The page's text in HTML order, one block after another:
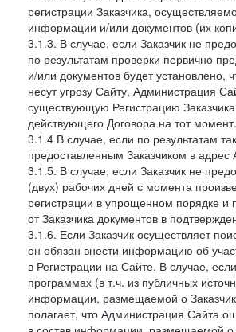
регистрации Заказчика,
информации и/или документов (их
3.1.3. В случае, если Заказчик не
по результатам проверки первично
и/или документов будет установлено,
несут угрозу Сайту, Администрация
существующую Регистрацию
действующего Договора на тот момент.
3.1.4 В случае, если по результатам
предоставленным Заказчиком в
3.1.5. В случае, если Заказчик не
(двух) рабочих дней с момента
регистрации в упрощенном порядке и
от Заказчика документов в
3.1.6. Если Заказчик осуществляет
он обязан внести информацию об
в Регистрации на Сайте. В случае,
программах (в т.ч. из публичных
информации, размещаемой о
полагает, что Администрация Сайта